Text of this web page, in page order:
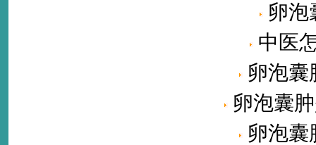
卵泡
中医
卵泡囊
卵泡囊
卵泡囊